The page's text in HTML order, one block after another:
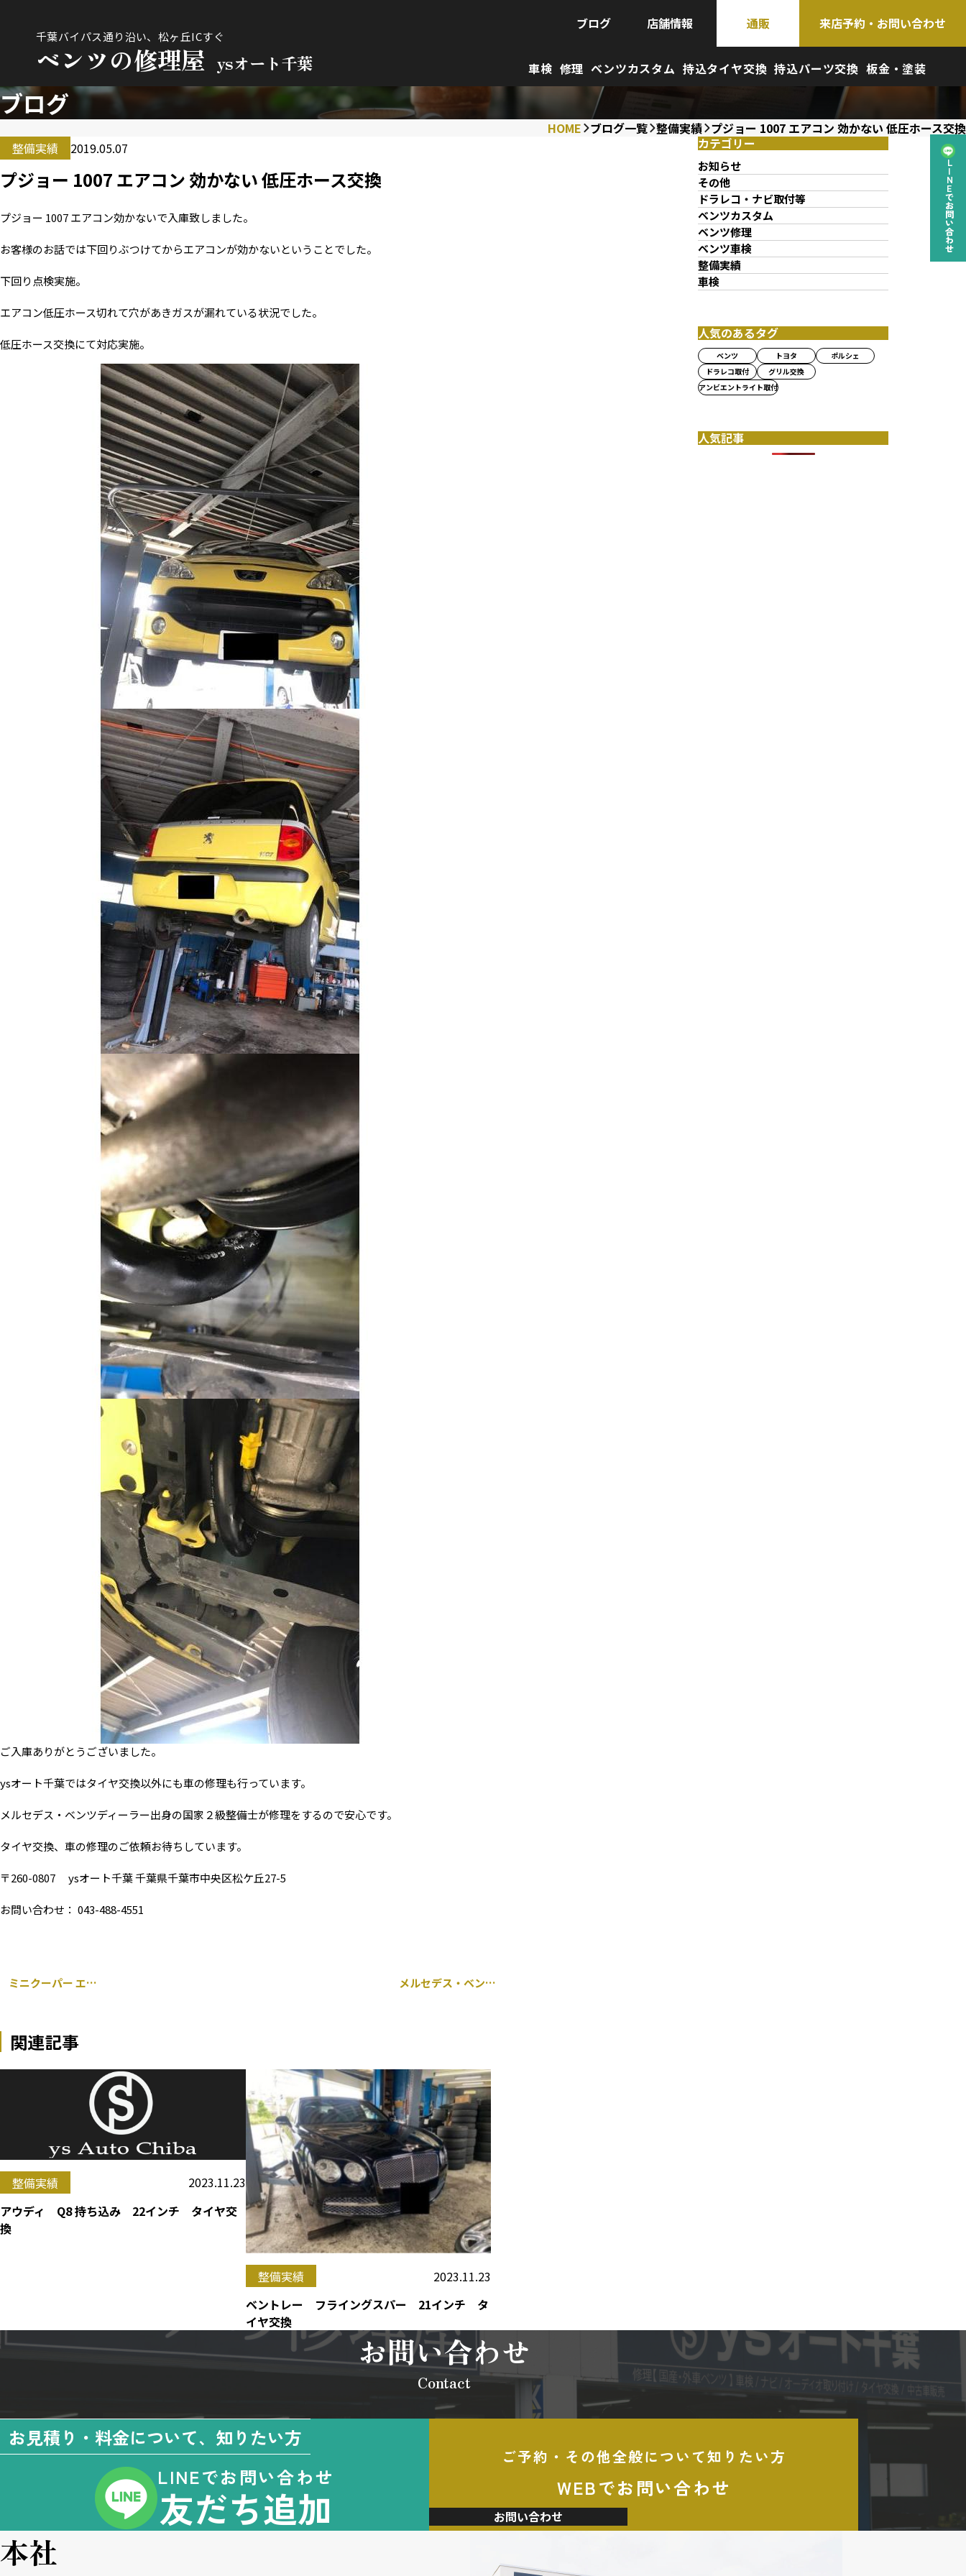
千葉バイパス通り沿い、松ヶ丘ICすぐ
ベンツの修理屋 ysオート千葉
ブログ 店舗情報 通販 来店予約・お問い合わせ
車検 修理 ベンツカスタム 持込タイヤ交換 持込パーツ交換 板金・塗装
LINEでお問い合わせ
ブログ
HOME ブログ一覧 整備実績 プジョー 1007 エアコン 効かない 低圧ホース交換
整備実績
2019.05.07
プジョー 1007 エアコン 効かない 低圧ホース交換
プジョー 1007 エアコン効かないで入庫致しました。
お客様のお話では下回りぶつけてからエアコンが効かないということでした。
下回り点検実施。
エアコン低圧ホース切れて穴があきガスが漏れている状況でした。
低圧ホース交換にて対応実施。
ご入庫ありがとうございました。
ysオート千葉ではタイヤ交換以外にも車の修理も行っています。
メルセデス・ベンツディーラー出身の国家２級整備士が修理をするので安心です。
タイヤ交換、車の修理のご依頼お待ちしています。
〒260-0807 ysオート千葉 千葉県千葉市中央区松ケ丘27-5
お問い合わせ： 043-488-4551
ミニクーパー エアコンコンプレッサ 交換 メルセデス・ベンツ Eクラス 212 持ち込み タイヤ交換
関連記事
整備実績
2023.11.23
アウディ Q8 持ち込み 22インチ タイヤ交
換
整備実績
2023.11.23
ベントレー フライングスパー 21インチ タ
イヤ交換
カテゴリー
お知らせ
その他
ドラレコ・ナビ取付等
ベンツカスタム
ベンツ修理
ベンツ車検
整備実績
車検
人気のあるタグ
ベンツ トヨタ
ポルシェ
ドラレコ取付
グリル交換
アンビエントライト取付
人気記事
お問い合わせ
Contact
お見積り・料金について、知りたい方
LINEでお問い合わせ
友だち追加
ご予約・その他全般について知りたい方
WEBでお問い合わせ
お問い合わせ
本社